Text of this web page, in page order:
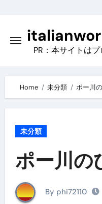
content
PR：本サイトは
Home 未分類 ポー川
未分類
ポー川の
By phi72110